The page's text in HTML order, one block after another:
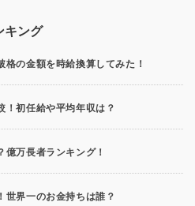
キング
格の金額を時給換算してみた！
！初任給や平均年収は？
億万長者ランキング！
世界一のお金持ちは誰？